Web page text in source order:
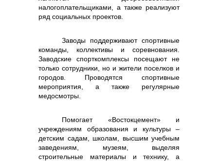
налогоплательщиками, а также реализуют
ряд социальных проектов.
Заводы поддерживают спортивные
команды, коллективы и соревнования.
Заводские спорткомплексы посещают не
только сотрудники, но и жители поселков и
городов. Проводятся спортивные
мероприятия, а также регулярные
медосмотры.
Помогает «Востокцемент» и
учреждениям образования и культуры –
детским садам, школам, высшим учебным
заведениям, музеям, выделяя
строительные материалы и технику, а